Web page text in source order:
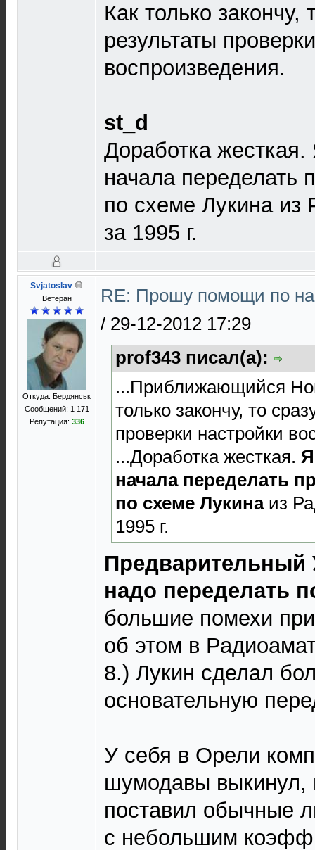
Как только
результаты
воспроизведения.
st_d
Доработка
начала переделать
по схеме Лукина
за 1995 г.
Svjatoslav
Ветеран
Откуда: Бердянськ
Сообщений: 1 171
Репутация: 336
RE: Прошу помощи по
/ 29-12-2012 17:29
prof343 писал(а):
...Приближающийся
только закончу, то
проверки настройки
...Доработка жесткая.
начала переделать
по схеме Лукинаиз
1995 г.
Предварительный
надо переделать
большие помехи
об этом в
8.) Лукин сделал
основательную
У себя в Орели
шумодавы выкинул,
поставил обычные
с небольшим